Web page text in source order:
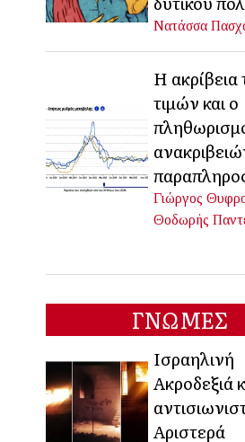
Νατάσσα
Η
τιμών και ο
Γιώργος
Θοδωρής
ΓΝΩΜΕΣ
Ισραηλινή
Ακροδεξιά
Αριστερά